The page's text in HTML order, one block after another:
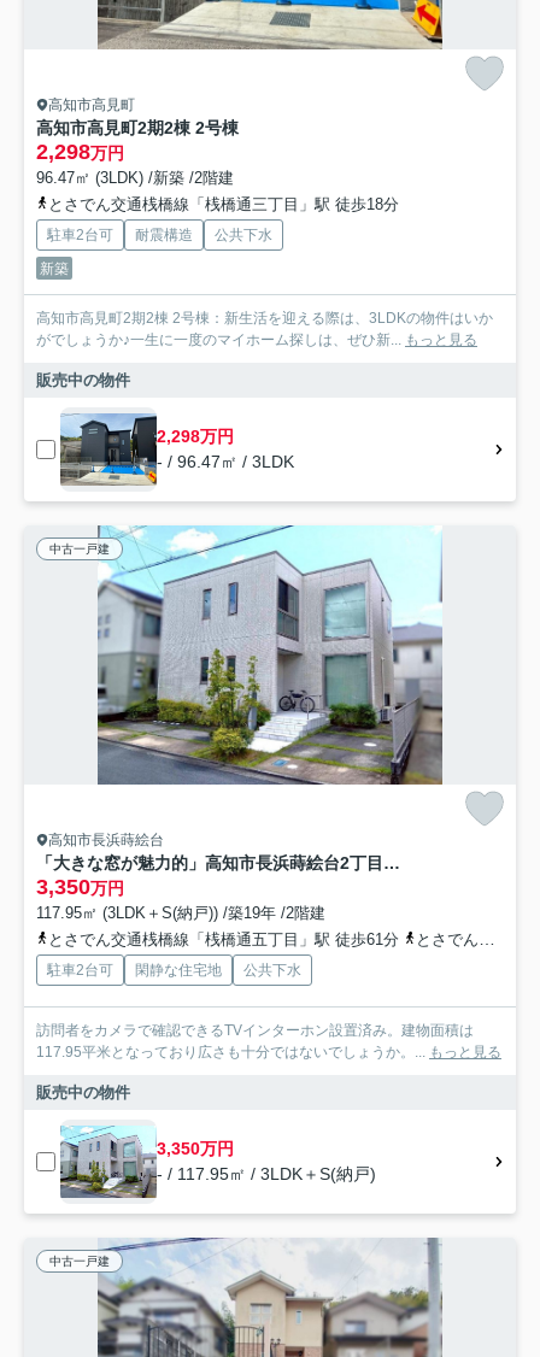
高知市高見町
高知市高見町2期2棟 2号棟
2,298万円
96.47㎡ (3LDK) /新築 /2階建
とさでん交通桟橋線「桟橋通三丁目」駅 徒歩18分
駐車2台可 耐震構造
公共下水
新築
高知市高見町2期2棟 2号棟：新生活を迎える際は、3LDKの物件はいか
がでしょうか♪一生に一度のマイホーム探しは、ぜひ新... もっと見る
販売中の物件
2,298万円
- / 96.47㎡ / 3LDK
中古一戸建
高知市長浜蒔絵台
「大きな窓が魅力的」高知市長浜蒔絵台2丁目 中古戸建て
3,350万円
117.95㎡ (3LDK＋S(納戸)) /築19年 /2階建
とさでん交通桟橋線「桟橋通五丁目」駅 徒歩61分
とさでん交通「蒔絵台1丁目」バス停下車 徒歩5分
駐車2台可 閑静な住宅地 公共下水
訪問者をカメラで確認できるTVインターホン設置済み。建物面積は
117.95平米となっており広さも十分ではないでしょうか。... もっと見る
販売中の物件
3,350万円
- / 117.95㎡ / 3LDK＋S(納戸)
中古一戸建